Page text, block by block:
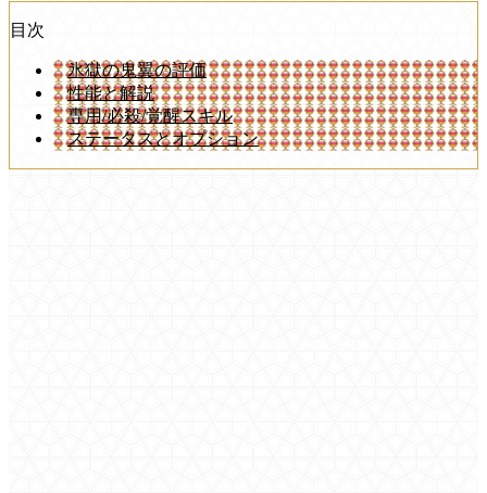
目次
氷獄の鬼翼の評価
性能と解説
専用/必殺/覚醒スキル
ステータスとオプション